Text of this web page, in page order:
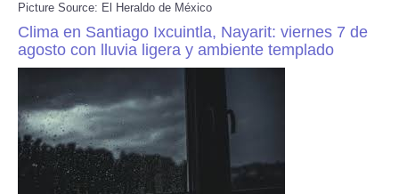
Picture Source: El Heraldo de México
Clima en Santiago Ixcuintla, Nayarit: viernes 7 de
agosto con lluvia ligera y ambiente templado